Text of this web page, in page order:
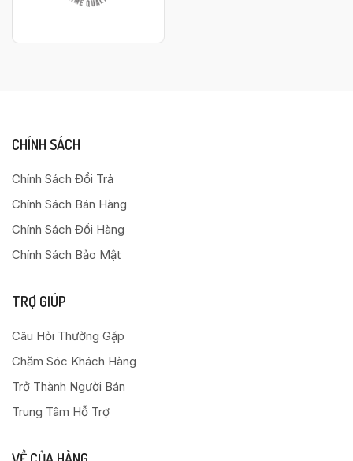
CHÍNH SÁCH
Chính Sách Đổi Trả
Chính Sách Bán Hàng
Chính Sách Đổi Hàng
Chính Sách Bảo Mật
TRỢ GIÚP
Câu Hỏi Thường Gặp
Chăm Sóc Khách Hàng
Trở Thành Người Bán
Trung Tâm Hỗ Trợ